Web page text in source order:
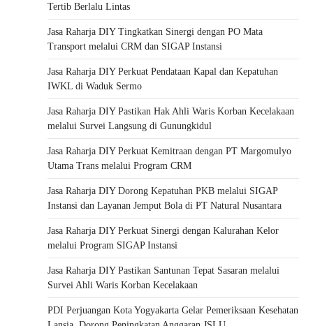
Tertib Berlalu Lintas
Jasa Raharja DIY Tingkatkan Sinergi dengan PO Mata
Transport melalui CRM dan SIGAP Instansi
Jasa Raharja DIY Perkuat Pendataan Kapal dan Kepatuhan
IWKL di Waduk Sermo
Jasa Raharja DIY Pastikan Hak Ahli Waris Korban Kecelakaan
melalui Survei Langsung di Gunungkidul
Jasa Raharja DIY Perkuat Kemitraan dengan PT Margomulyo
Utama Trans melalui Program CRM
Jasa Raharja DIY Dorong Kepatuhan PKB melalui SIGAP
Instansi dan Layanan Jemput Bola di PT Natural Nusantara
Jasa Raharja DIY Perkuat Sinergi dengan Kalurahan Kelor
melalui Program SIGAP Instansi
Jasa Raharja DIY Pastikan Santunan Tepat Sasaran melalui
Survei Ahli Waris Korban Kecelakaan
PDI Perjuangan Kota Yogyakarta Gelar Pemeriksaan Kesehatan